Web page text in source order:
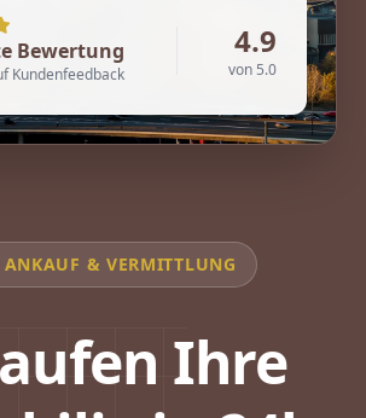
& VERMITTLUNG
Ihre
Bewertung
Kundenfeedback
4.9
von 5.0